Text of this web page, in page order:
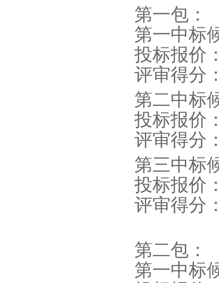
第一包：
第一中标
投标报价
评审得分
第二中标
投标报价
评审得分
第三中标
投标报价
评审得分
第二包：
第一中标